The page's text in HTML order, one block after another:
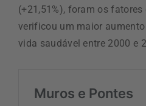
(+21,51%), foram os fatores
verificou um maior
vida saudável entre 2000 e